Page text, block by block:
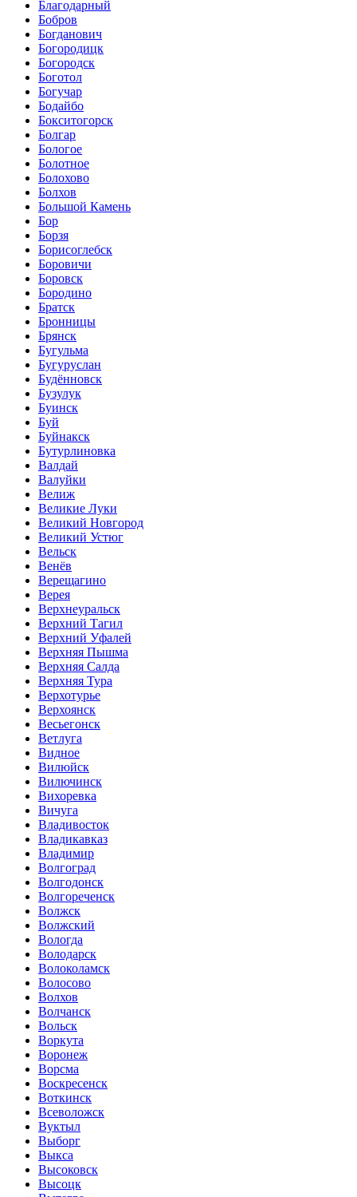
Благодарный
Бобров
Богданович
Богородицк
Богородск
Боготол
Богучар
Бодайбо
Бокситогорск
Болгар
Бологое
Болотное
Болохово
Болхов
Большой Камень
Бор
Борзя
Борисоглебск
Боровичи
Боровск
Бородино
Братск
Бронницы
Брянск
Бугульма
Бугуруслан
Будённовск
Бузулук
Буинск
Буй
Буйнакск
Бутурлиновка
Валдай
Валуйки
Велиж
Великие Луки
Великий Новгород
Великий Устюг
Вельск
Венёв
Верещагино
Верея
Верхнеуральск
Верхний Тагил
Верхний Уфалей
Верхняя Пышма
Верхняя Салда
Верхняя Тура
Верхотурье
Верхоянск
Весьегонск
Ветлуга
Видное
Вилюйск
Вилючинск
Вихоревка
Вичуга
Владивосток
Владикавказ
Владимир
Волгоград
Волгодонск
Волгореченск
Волжск
Волжский
Вологда
Володарск
Волоколамск
Волосово
Волхов
Волчанск
Вольск
Воркута
Воронеж
Ворсма
Воскресенск
Воткинск
Всеволожск
Вуктыл
Выборг
Выкса
Высоковск
Высоцк